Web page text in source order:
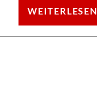
WEITERLESEN